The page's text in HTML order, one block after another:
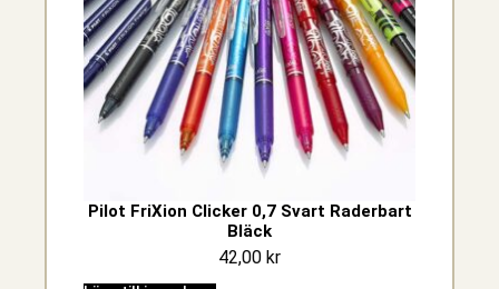
Pilot FriXion Clicker 0,7 Svart Raderbart
Bläck
42,00 kr